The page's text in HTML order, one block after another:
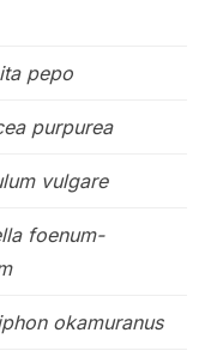
pepo
purpurea
vulgare
foenum-
okamuranus